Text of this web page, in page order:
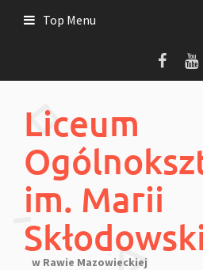
Top Menu
Liceum
im. Marii
w Rawie Mazowieckiej